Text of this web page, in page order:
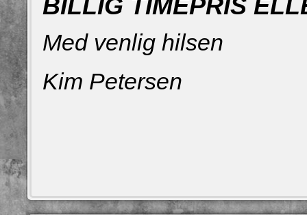
BILLIG TIMEPRIS
Med venlig hilsen
Kim Petersen